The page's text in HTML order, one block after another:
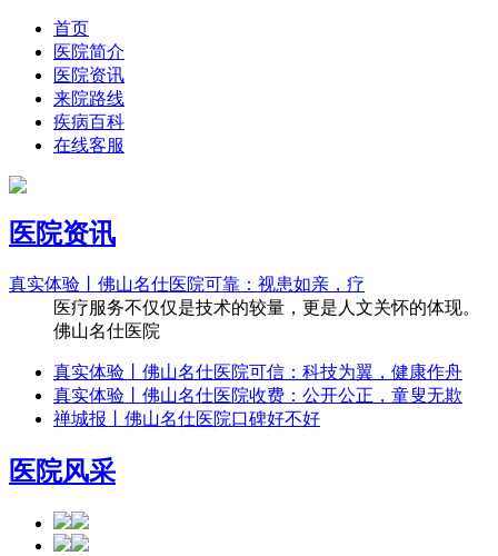
首页
医院简介
医院资讯
来院路线
疾病百科
在线客服
医院资讯
真实体验丨佛山名仕医院可靠：视患如亲，疗
医疗服务不仅仅是技术的较量，更是人文关怀的体现。
佛山名仕医院
真实体验丨佛山名仕医院可信：科技为翼，健康作舟
真实体验丨佛山名仕医院收费：公开公正，童叟无欺
禅城报丨佛山名仕医院口碑好不好
医院风采